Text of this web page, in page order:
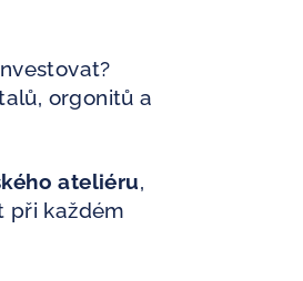
orgonitů a
ateliéru,
při každém